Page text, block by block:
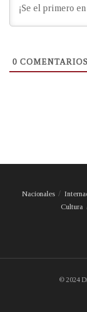
0 COMENTARIOS
Nacionales
Cultura
© 2024